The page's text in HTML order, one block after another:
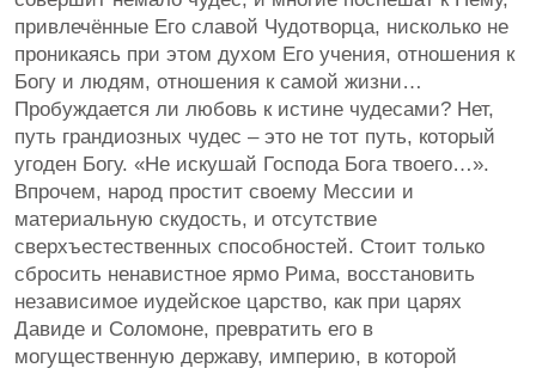
привлечённые Его славой Чудотворца, нисколько не
проникаясь при этом духом Его учения, отношения к
Богу и людям, отношения к самой жизни…
Пробуждается ли любовь к истине чудесами? Нет,
путь грандиозных чудес – это не тот путь, который
угоден Богу. «Не искушай Господа Бога твоего…».
Впрочем, народ простит своему Мессии и
материальную скудость, и отсутствие
сверхъестественных способностей. Стоит только
сбросить ненавистное ярмо Рима, восстановить
независимое иудейское царство, как при царях
Давиде и Соломоне, превратить его в
могущественную державу, империю, в которой